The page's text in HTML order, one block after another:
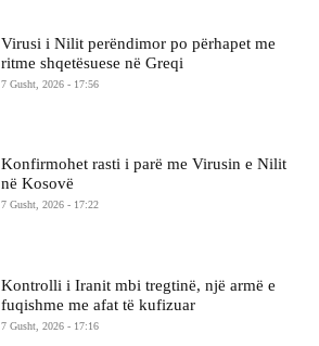
Virusi i Nilit perëndimor po përhapet me
ritme shqetësuese në Greqi
7 Gusht, 2026 - 17:56
Konfirmohet rasti i parë me Virusin e Nilit
në Kosovë
7 Gusht, 2026 - 17:22
Kontrolli i Iranit mbi tregtinë, një armë e
fuqishme me afat të kufizuar
7 Gusht, 2026 - 17:16